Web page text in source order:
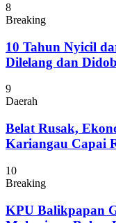
8
Breaking
10 Tahun Nyicil
Dilelang dan
9
Daerah
Belat Rusak,
Kariangau Capai
10
Breaking
KPU Balikpapan